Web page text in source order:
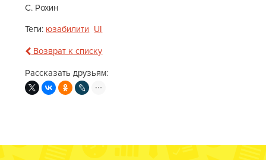
С. Рохин
Теги: юзабилити UI
Возврат к списку
Рассказать друзьям: